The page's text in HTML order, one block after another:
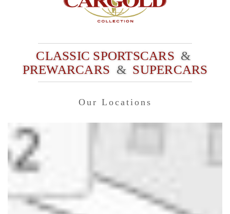
CLASSIC SPORTSCARS &
PREWARCARS & SUPERCARS
Our Locations